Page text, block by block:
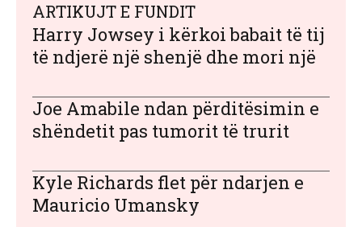
ARTIKUJT E FUNDIT
Harry Jowsey i kërkoi babait të tij
të ndjerë një shenjë dhe mori një
Joe Amabile ndan përditësimin e
shëndetit pas tumorit të trurit
Kyle Richards flet për ndarjen e
Mauricio Umansky